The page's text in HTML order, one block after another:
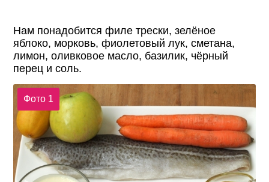
Нам понадобится филе трески, зелёное
яблоко, морковь, фиолетовый лук, сметана,
лимон, оливковое масло, базилик, чёрный
перец и соль.
Фото 1